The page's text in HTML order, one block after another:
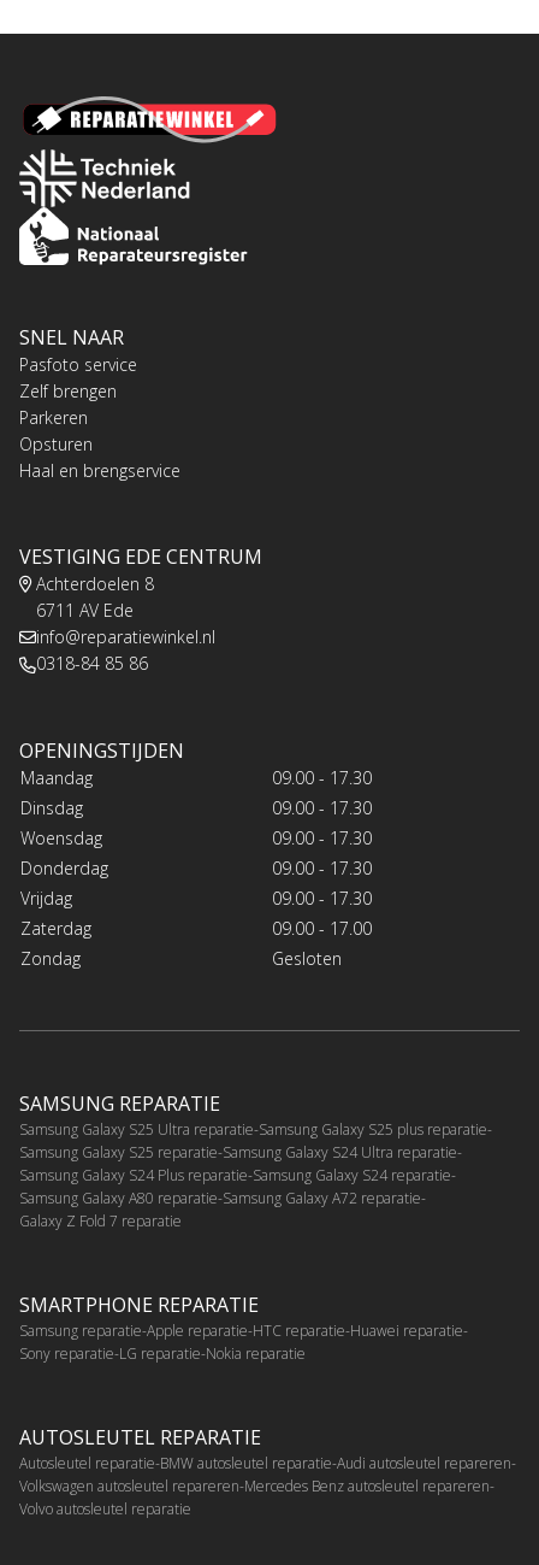
SNEL NAAR
Pasfoto service
Zelf brengen
Parkeren
Opsturen
Haal en brengservice
VESTIGING EDE CENTRUM
Achterdoelen 8
6711 AV Ede
info@reparatiewinkel.nl
0318-84 85 86
OPENINGSTIJDEN
Maandag
09.00 - 17.30
Dinsdag
09.00 - 17.30
Woensdag
09.00 - 17.30
Donderdag
09.00 - 17.30
Vrijdag
09.00 - 17.30
Zaterdag
09.00 - 17.00
Zondag
Gesloten
SAMSUNG REPARATIE
Samsung Galaxy S25 Ultra reparatie Samsung Galaxy S25 plus reparatie
Samsung Galaxy S25 reparatie Samsung Galaxy S24 Ultra reparatie
Samsung Galaxy S24 Plus reparatie Samsung Galaxy S24 reparatie
Samsung Galaxy A80 reparatie Samsung Galaxy A72 reparatie
Galaxy Z Fold 7 reparatie
SMARTPHONE REPARATIE
Samsung reparatie Apple reparatie HTC reparatie Huawei reparatie
Sony reparatie LG reparatie Nokia reparatie
AUTOSLEUTEL REPARATIE
Autosleutel reparatie BMW autosleutel reparatie Audi autosleutel repareren
Volkswagen autosleutel repareren Mercedes Benz autosleutel repareren
Volvo autosleutel reparatie